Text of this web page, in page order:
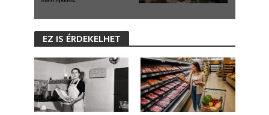
s
o
d
s
o
f
EZ IS ÉRDEKELHET